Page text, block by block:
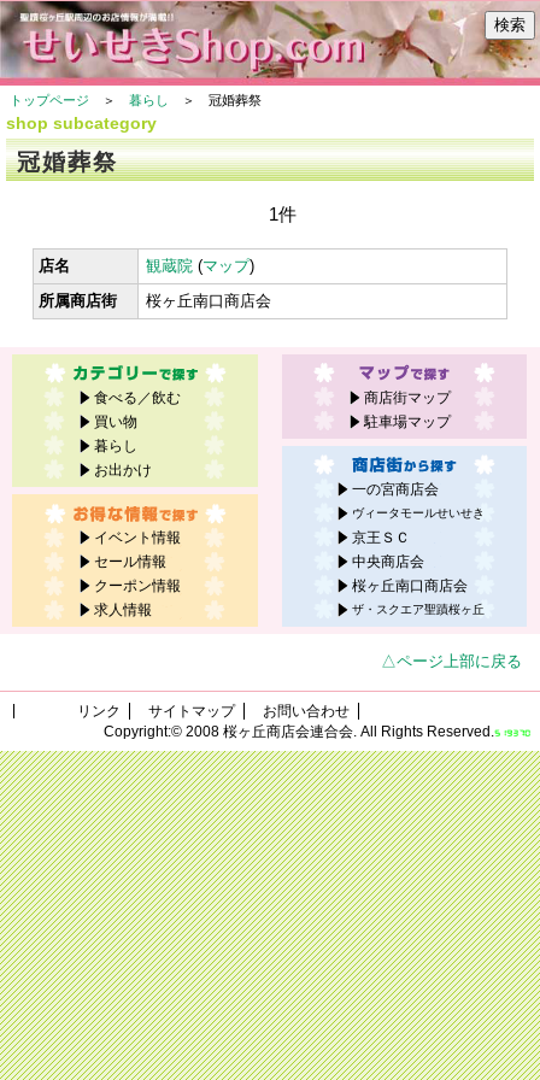
トップページ ＞ 暮らし ＞ 冠婚葬祭
shop subcategory
冠婚葬祭
1件
店名 観蔵院 (マップ)
所属商店街
桜ヶ丘南口商店会
食べる／飲む
買い物
暮らし
お出かけ
イベント情報
セール情報
クーポン情報
求人情報
商店街マップ
駐車場マップ
一の宮商店会
ヴィータモールせいせき
京王ＳＣ
中央商店会
桜ヶ丘南口商店会
ザ・スクエア聖蹟桜ヶ丘
△ページ上部に戻る
リンク サイトマップ
お問い合わせ
Copyright:© 2008 桜ヶ丘商店会連合会. All Rights Reserved.